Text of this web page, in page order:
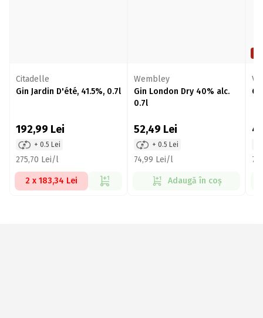
Citadelle
Gin Jardin D'été, 41.5%, 0.7l
192,99 Lei
+ 0.5 Lei
275,70 Lei/l
2 x 183,34 Lei
Wembley
Gin London Dry 40% alc.
0.7l
52,49 Lei
+ 0.5 Lei
74,99 Lei/l
Adaugă în coș